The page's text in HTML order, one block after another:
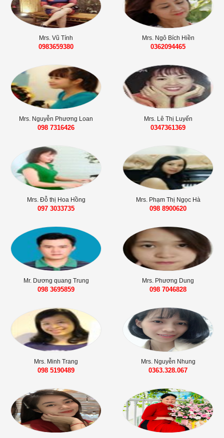
Mrs. Vũ Tính
0983659380
Mrs. Ngô Bích Hiền
0362094465
Mrs. Nguyễn Phương Loan
098 7316426‬‬
Mrs. Lê Thị Luyến
0347361369
Mrs. Đỗ thị Hoa Hồng
097 3033735
Mrs. Phạm Thị Ngọc Hà
098 8900620
Mr. Dương quang Trung
098 3695859‬
Mrs. Phương Dung
098 7046828‬
Mrs. Minh Trang
098 5190489
Mrs. Nguyễn Nhung
0363.328.067